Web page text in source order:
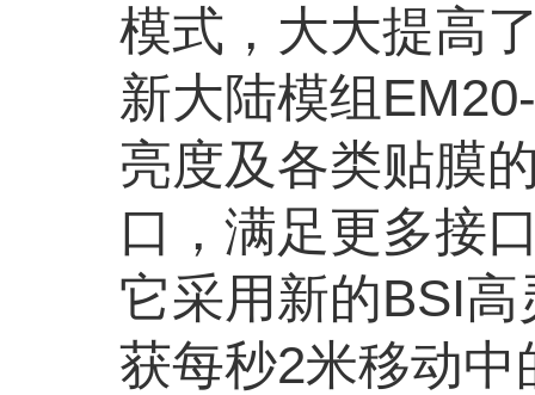
模式，大大提高
新大陆模组
亮度及各类贴膜
口，满足更多接
它采用新的BSI
获每秒2米移动